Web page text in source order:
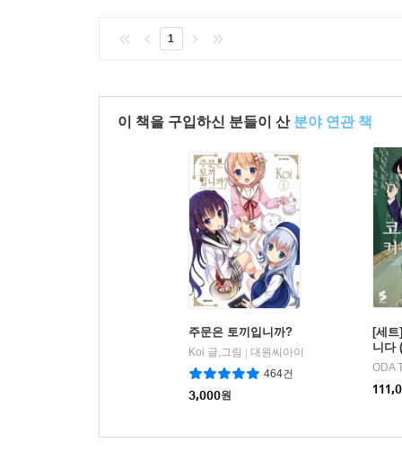
1
이 책을 구입하신 분들이 산 분야 연관 책
주문은 토끼입니까?
Koi 글,그림 | 대원씨아이
464건
3,000원
[세트
니다
ODA